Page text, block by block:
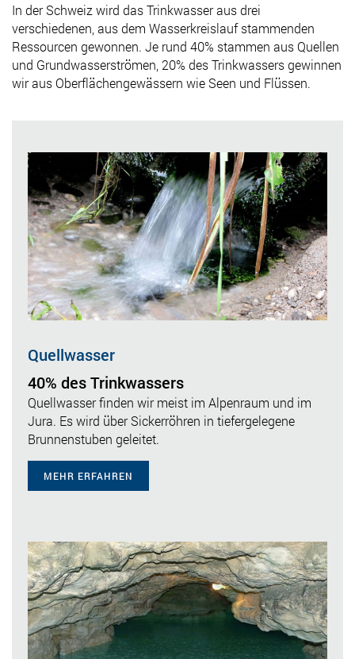
In der Schweiz wird das Trinkwasser aus drei
verschiedenen, aus dem Wasserkreislauf stammenden
Ressourcen gewonnen. Je rund 40% stammen aus Quellen
und Grundwasserströmen, 20% des Trinkwassers gewinnen
wir aus Oberflächengewässern wie Seen und Flüssen.
Quellwasser
40% des Trinkwassers
Quellwasser finden wir meist im Alpenraum und im
Jura. Es wird über Sickerröhren in tiefergelegene
Brunnenstuben geleitet.
MEHR ERFAHREN